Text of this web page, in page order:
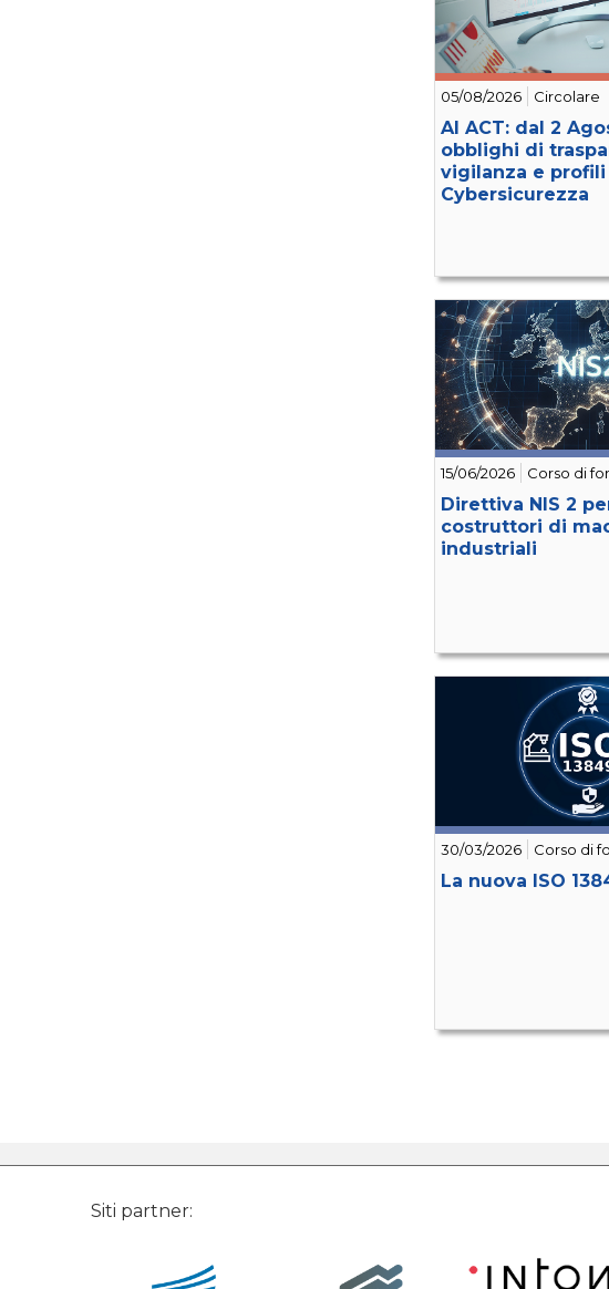
05/08/2026 Circolare
AI ACT: dal 2
obblighi di
vigilanza e
Cybersicurezza
15/06/2026 Corso di
Direttiva NIS 2
costruttori di
industriali
30/03/2026 Corso di
La nuova ISO
Siti partner: